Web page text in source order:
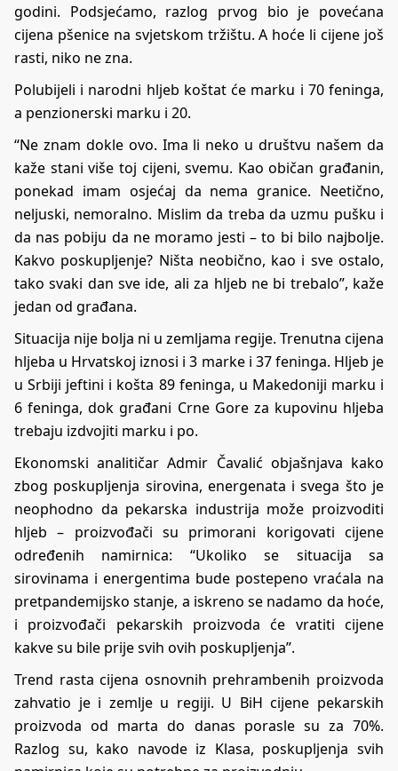
godini. Podsjećamo, razlog prvog bio je povećana
cijena pšenice na svjetskom tržištu. A hoće li cijene još
rasti, niko ne zna.
Polubijeli i narodni hljeb koštat će marku i 70 feninga,
a penzionerski marku i 20.
“Ne znam dokle ovo. Ima li neko u društvu našem da
kaže stani više toj cijeni, svemu. Kao običan građanin,
ponekad imam osjećaj da nema granice. Neetično,
neljuski, nemoralno. Mislim da treba da uzmu pušku i
da nas pobiju da ne moramo jesti – to bi bilo najbolje.
Kakvo poskupljenje? Ništa neobično, kao i sve ostalo,
tako svaki dan sve ide, ali za hljeb ne bi trebalo”, kaže
jedan od građana.
Situacija nije bolja ni u zemljama regije. Trenutna cijena
hljeba u Hrvatskoj iznosi i 3 marke i 37 feninga. Hljeb je
u Srbiji jeftini i košta 89 feninga, u Makedoniji marku i
6 feninga, dok građani Crne Gore za kupovinu hljeba
trebaju izdvojiti marku i po.
Ekonomski analitičar Admir Čavalić objašnjava kako
zbog poskupljenja sirovina, energenata i svega što je
neophodno da pekarska industrija može proizvoditi
hljeb – proizvođači su primorani korigovati cijene
određenih namirnica: “Ukoliko se situacija sa
sirovinama i energentima bude postepeno vraćala na
pretpandemijsko stanje, a iskreno se nadamo da hoće,
i proizvođači pekarskih proizvoda će vratiti cijene
kakve su bile prije svih ovih poskupljenja”.
Trend rasta cijena osnovnih prehrambenih proizvoda
zahvatio je i zemlje u regiji. U BiH cijene pekarskih
proizvoda od marta do danas porasle su za 70%.
Razlog su, kako navode iz Klasa, poskupljenja svih